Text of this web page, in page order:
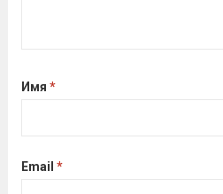
Имя *
Email *